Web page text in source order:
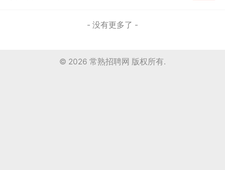
- 没有更多了 -
© 2026 常熟招聘网 版权所有.